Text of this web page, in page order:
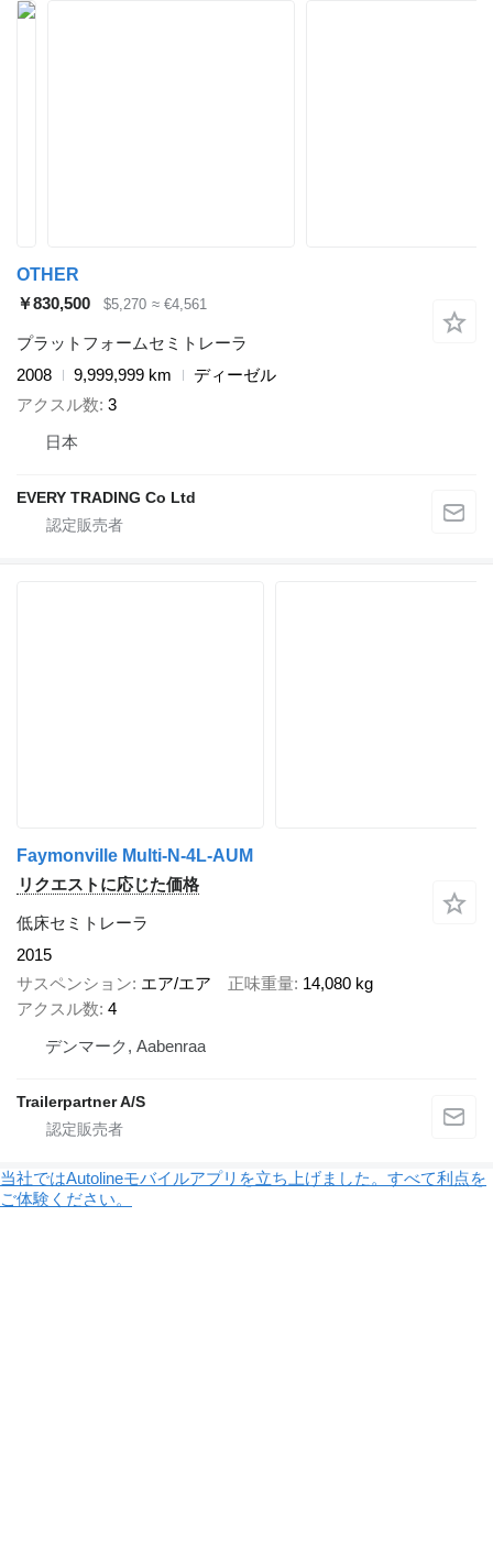
OTHER
￥830,500
$5,270 ≈ €4,561
プラットフォームセミトレーラ
2008
9,999,999 km
ディーゼル
アクスル数 3
日本
EVERY TRADING Co Ltd
Faymonville Multi-N-4L-AUM
リクエストに応じた価格
低床セミトレーラ
2015
サスペンション エア/エア 正味重量 14,080 kg
アクスル数 4
デンマーク, Aabenraa
Trailerpartner A/S
当社ではAutolineモバイルアプリを立ち上げました。すべて利点を
ご体験ください。